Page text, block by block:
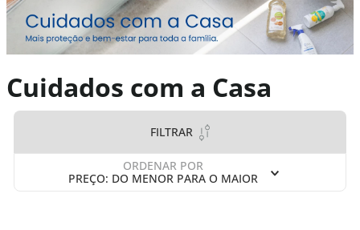
Cuidados com a Casa
FILTRAR
ORDENAR POR
PREÇO: DO MENOR PARA O MAIOR
Termos mais buscados
1º kit
2º esmalte
3 º maquiagem
6º capa travesseiro
capa colchão